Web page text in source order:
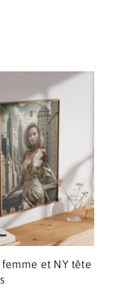
et NY tête